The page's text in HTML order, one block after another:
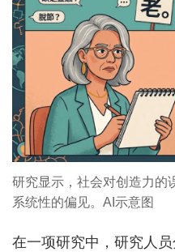
研究显示，社会对创造力的
系统性的偏见。AI示意图
在一项研究中，研究人